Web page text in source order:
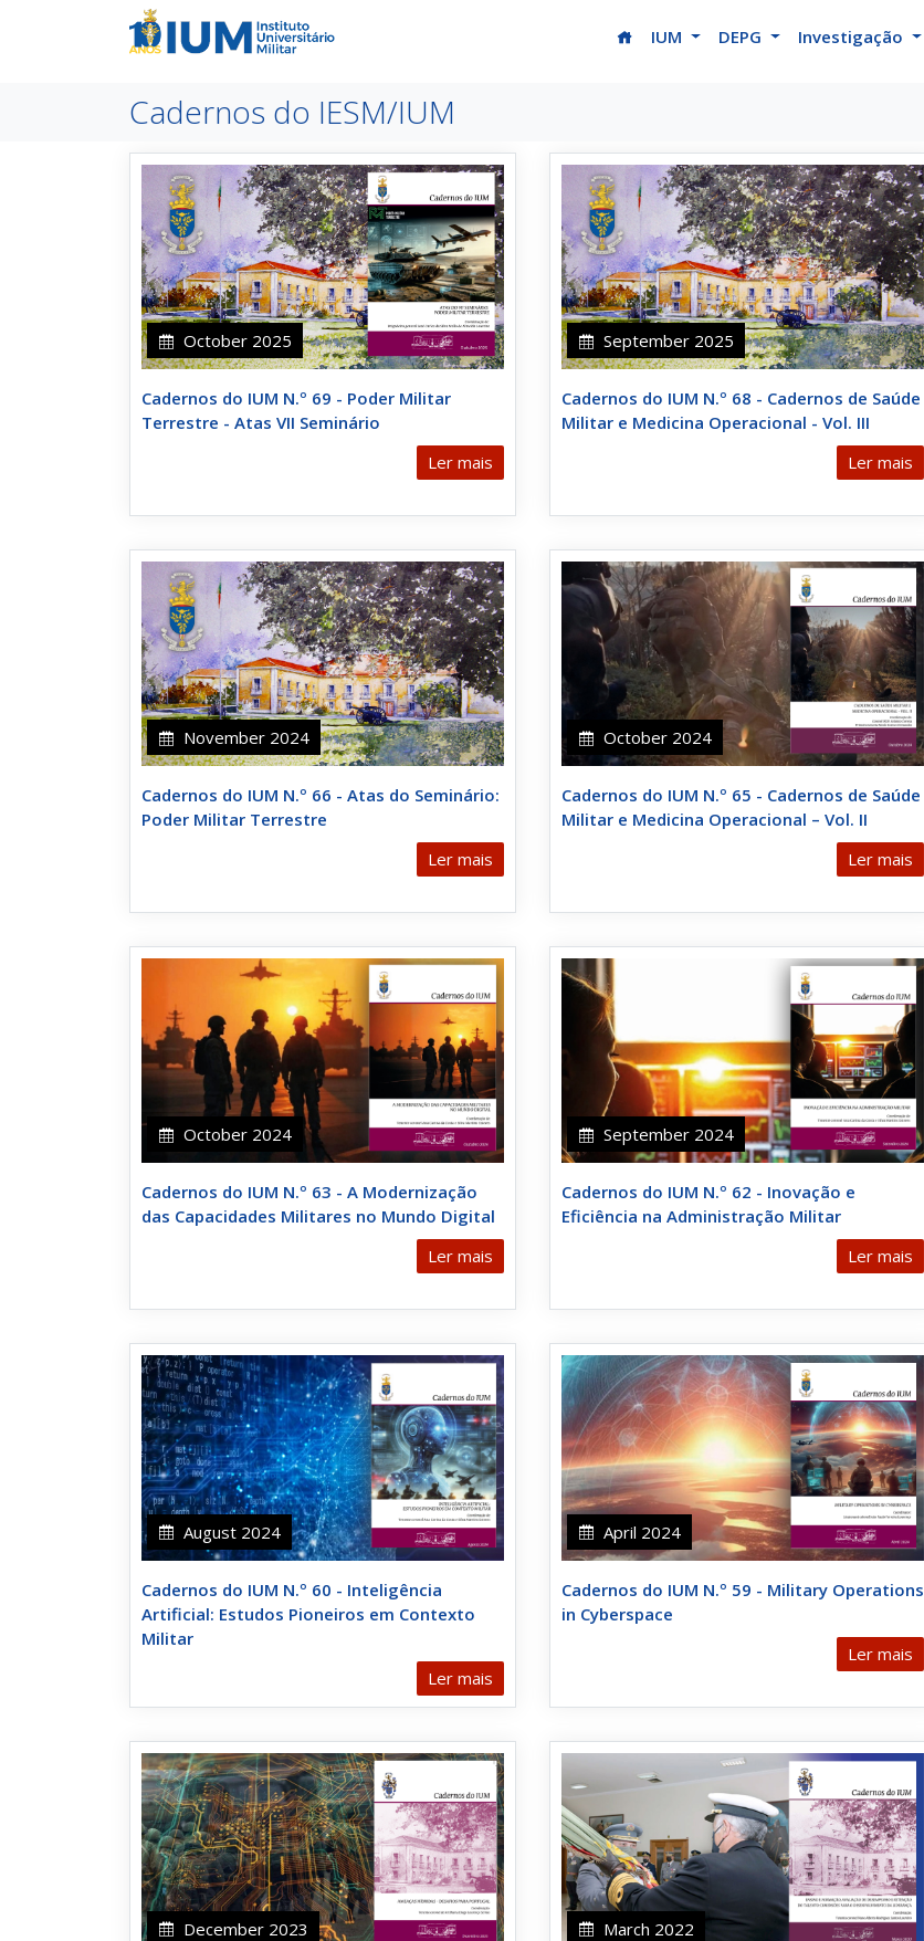
(current)
IUM DEPG Investigação
Cadernos do IESM/IUM
October 2025
Cadernos do IUM N.º 69 - Poder Militar
Terrestre - Atas VII Seminário
Ler mais
September 2025
Cadernos do IUM N.º 68 - Cadernos de Saúde
Militar e Medicina Operacional - Vol. III
Ler mais
November 2024
Cadernos do IUM N.º 66 - Atas do Seminário:
Poder Militar Terrestre
Ler mais
October 2024
Cadernos do IUM N.º 65 - Cadernos de Saúde
Militar e Medicina Operacional – Vol. II
Ler mais
October 2024
Cadernos do IUM N.º 63 - A Modernização
das Capacidades Militares no Mundo Digital
Ler mais
September 2024
Cadernos do IUM N.º 62 - Inovação e
Eficiência na Administração Militar
Ler mais
August 2024
Cadernos do IUM N.º 60 - Inteligência
Artificial: Estudos Pioneiros em Contexto
Militar
Ler mais
April 2024
Cadernos do IUM N.º 59 - Military Operations
in Cyberspace
Ler mais
December 2023 March 2022